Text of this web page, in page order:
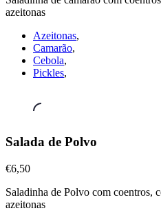
Camarão
azeitonas
Azeitonas,
Camarão,
Cebola,
Pickles,
Petiscos
&
de
Polvo
Salada de Polvo
€6,50
Saladinha de Polvo com coentros,
azeitonas